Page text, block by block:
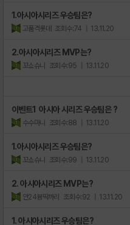
1.아시아시리즈 우승팀은?
고품격롯데 조회수:74 | 13.11.20
2.아시아시리즈 MVP는?
꼬쇼슈니 조회수:95 | 13.11.20
이벤트1 아시아 시리즈 우승팀은 ?
수수마니 조회수:88 | 13.11.20
1.아시아시리즈 우승팀은?
꼬쇼슈니 조회수:99 | 13.11.20
2. 아시아시리즈 MVP는?
안24븅딱까리 조회수:92 | 13.11.20
1. 아시아시리즈 우승팀은?